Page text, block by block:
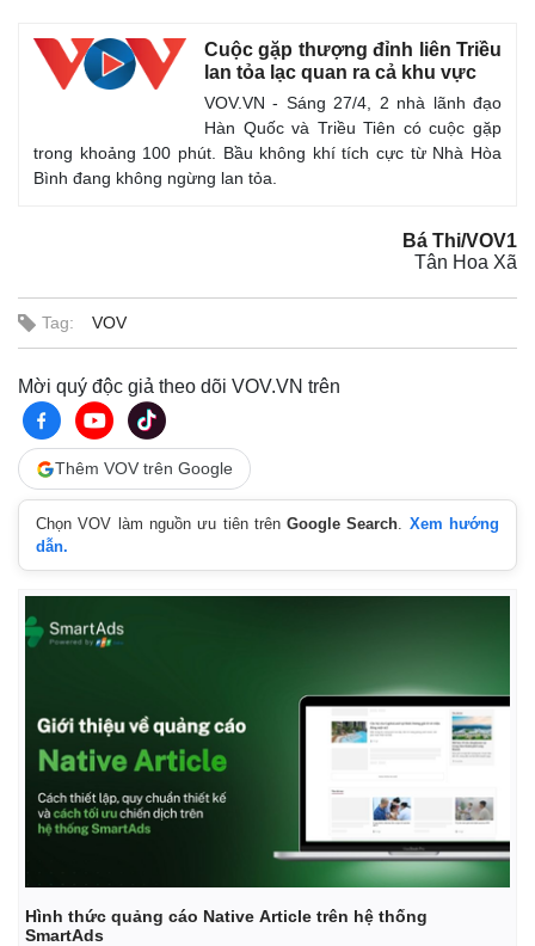
Thế giới
Quan sát
Cuộc sống đó đây
Hồ sơ
Multimedia
Video
Cuộc gặp thượng đỉnh liên Triều
lan tỏa lạc quan ra cả khu vực
VOV.VN - Sáng 27/4, 2 nhà lãnh đạo
Hàn Quốc và Triều Tiên có cuộc gặp
trong khoảng 100 phút. Bầu không khí tích cực từ Nhà Hòa
Bình đang không ngừng lan tỏa.
Bá Thi/VOV1
Tân Hoa Xã
Tag: VOV
Mời quý độc giả theo dõi VOV.VN trên
Thêm VOV trên Google
Chọn VOV làm nguồn ưu tiên trênGoogle Search. Xem hướng
dẫn.
Hình thức quảng cáo Native Article trên hệ thống
SmartAds